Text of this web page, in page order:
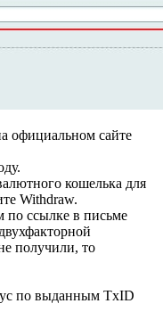
официальном сайте
кошелька для
Withdraw.
по ссылке в письме
получили, то
по выданным TxID